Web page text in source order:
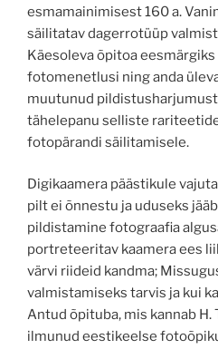
esmamainimisest 160 a.
säilitatav dagerrotüüp
Käesoleva õpitoa
fotomenetlusi ning anda
muutunud
tähelepanu selliste
fotopärandi säilitamisele.
Digikaamera päästikule
pilt ei õnnestu ja uduseks
pildistamine fotograafia
portreteeritav kaamera ees
värvi riideid kandma;
valmistamiseks tarvis ja kui
Antud õpituba, mis kannab H.
ilmunud eestikeelse